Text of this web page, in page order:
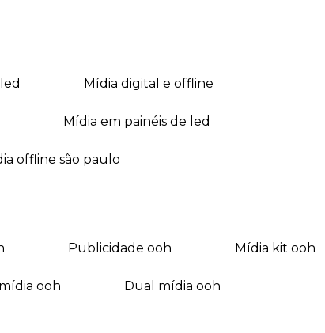
mídia digital e offline
mídia em painéis de led
offline são paulo
publicidade ooh mídia kit ooh
ooh dual mídia ooh